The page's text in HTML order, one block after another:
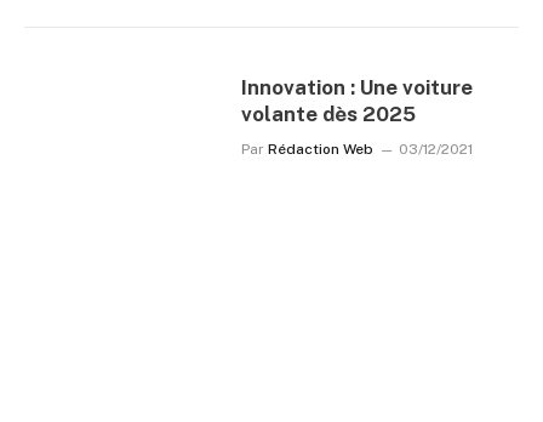
Innovation : Une voiture
volante dès 2025
Par Rédaction Web 03/12/2021